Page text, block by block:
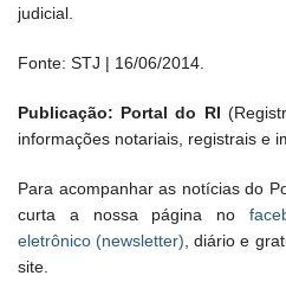
judicial.
Fonte: STJ | 16/06/2014.
Publicação: Portal do RI
informações notariais, registrais e
Para acompanhar as notícias do
curta a nossa página no
eletrônico (newsletter) , diário e
site.